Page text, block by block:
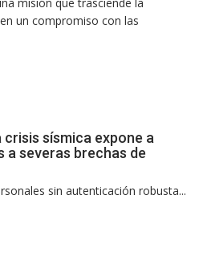
un compromiso con las
sísmica expone a
a severas brechas de
sin autenticación robusta...